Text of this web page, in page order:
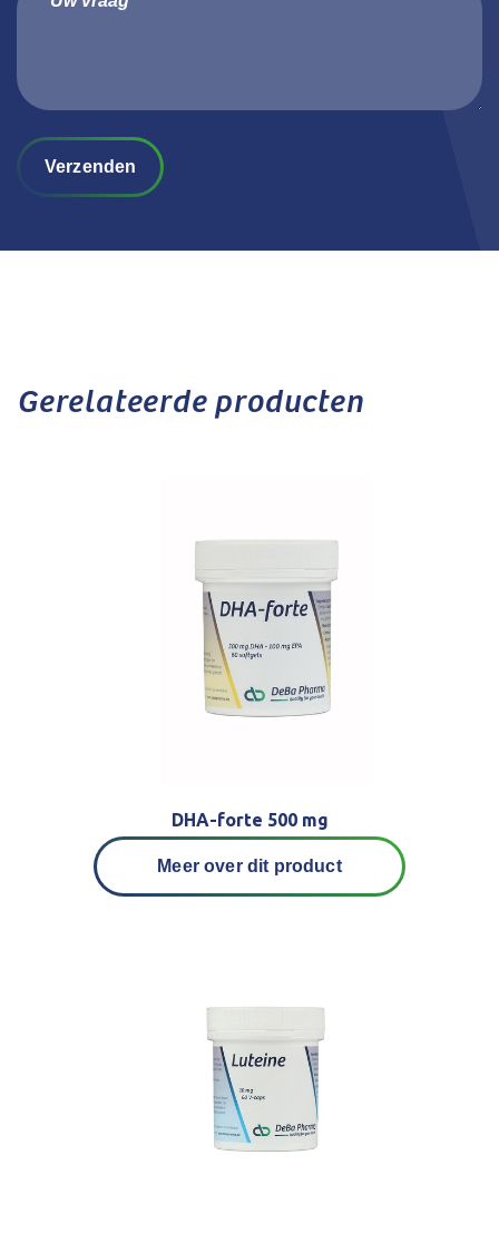
Verzenden
Gerelateerde producten
DHA-forte 500 mg
Meer over dit product